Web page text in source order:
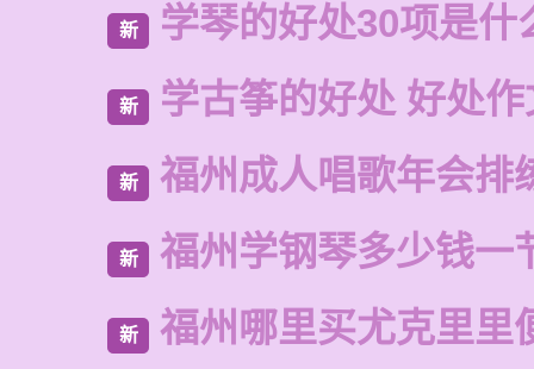
新 学琴的好处30项是什
新 学古筝的好处 好处作
新 福州成人唱歌年会排
新 福州学钢琴多少钱一
新 福州哪里买尤克里里